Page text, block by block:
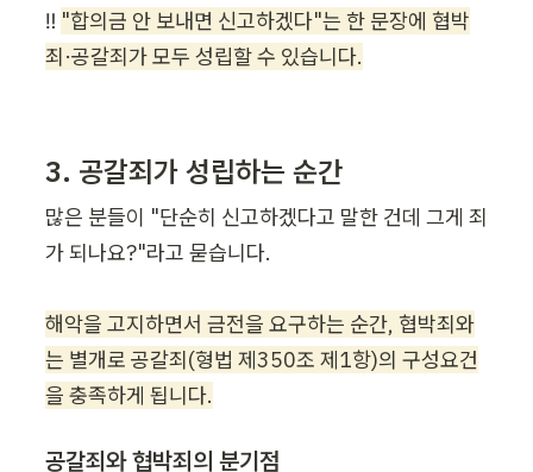
‼️ "합의금 안 보내면 신고하겠다"는 한 문장에 협박
죄·공갈죄가 모두 성립할 수 있습니다.
3. 공갈죄가 성립하는 순간
많은 분들이 "단순히 신고하겠다고 말한 건데 그게 죄
가 되나요?"라고 묻습니다.
해악을 고지하면서 금전을 요구하는 순간, 협박죄와
는 별개로 공갈죄(형법 제350조 제1항)의 구성요건
을 충족하게 됩니다.
공갈죄와 협박죄의 분기점